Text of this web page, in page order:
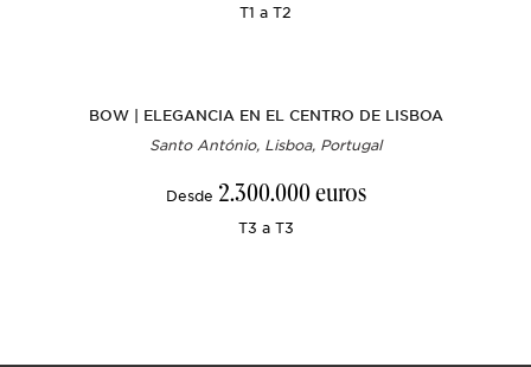
T1 a T2
BOW | ELEGANCIA EN EL CENTRO DE LISBOA
Santo António, Lisboa, Portugal
Desde 2.300.000 euros
T3 a T3